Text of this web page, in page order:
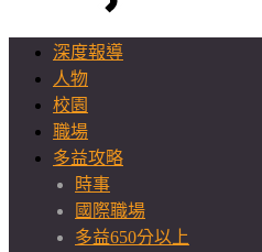
深度報導
人物
校園
職場
多益攻略
時事
國際職場
多益650分以上